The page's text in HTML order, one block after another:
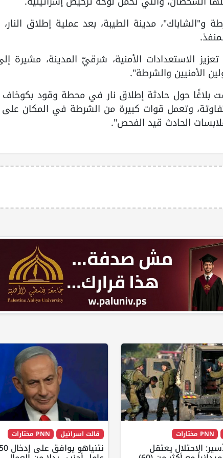
مدينة الطيبة، بعد عملية إطلاق النار،
الاستعدادات الأمنية، شرقيّ المدينة، مشيرة
الأمنيين والشرطة".
بلاغًا حول حادثة إطلاق نار في محطة وقود بكوخاف
وتعمل قوات كبيرة من الشرطة في المكان
الحادث قيد الفحص".
PNN مختارات
الاحتلال يعتقل
قالت اسرائيل PNN مختارات